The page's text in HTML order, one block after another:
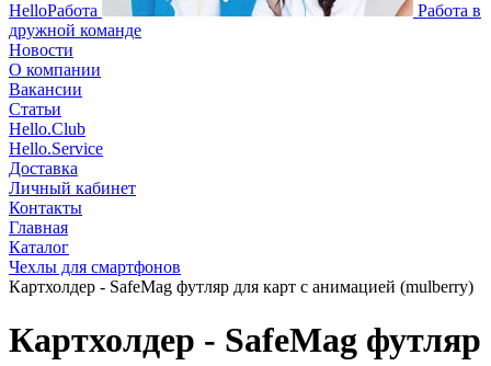
HelloРабота
Работа в
дружной команде
Новости
О компании
Вакансии
Статьи
Hello.Club
Hello.Service
Доставка
Личный кабинет
Контакты
Главная
Каталог
Чехлы для смартфонов
Картхолдер - SafeMag футляр для карт с анимацией (mulberry)
Картхолдер - SafeMag футляр